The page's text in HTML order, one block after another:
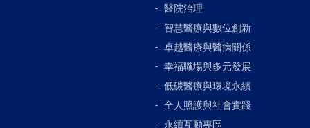
醫院治理
智慧醫療與數位創新
卓越醫療與醫病關係
幸福職場與多元發展
低碳醫療與環境永續
全人照護與社會實踐
永續互動專區